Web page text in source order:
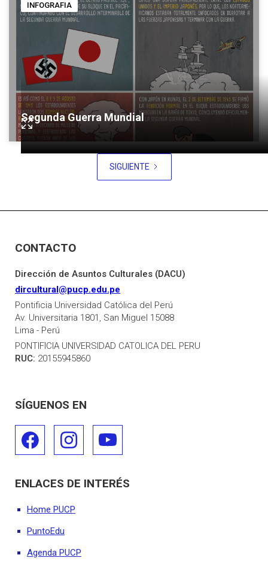
INFOGRAFIA
Segunda Guerra Mundial
SIGUIENTE
CONTACTO
Dirección de Asuntos Culturales (DACU)
dircultural@pucp.edu.pe
Pontificia Universidad Católica del Perú
Av. Universitaria 1801, San Miguel 15088
Lima - Perú
PONTIFICIA UNIVERSIDAD CATOLICA DEL PERU
RUC: 20155945860
SÍGUENOS EN
ENLACES DE INTERÉS
Home PUCP
PuntoEdu
Agenda PUCP